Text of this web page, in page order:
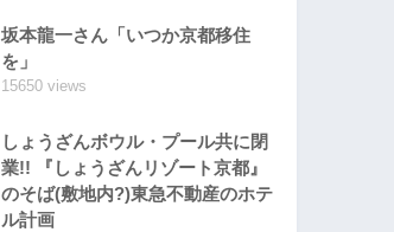
坂本龍一さん「いつか京都移住
を」
15650 views
しょうざんボウル・プール共に閉
業!! 『しょうざんリゾート京都』
のそば(敷地内?)東急不動産のホテ
ル計画